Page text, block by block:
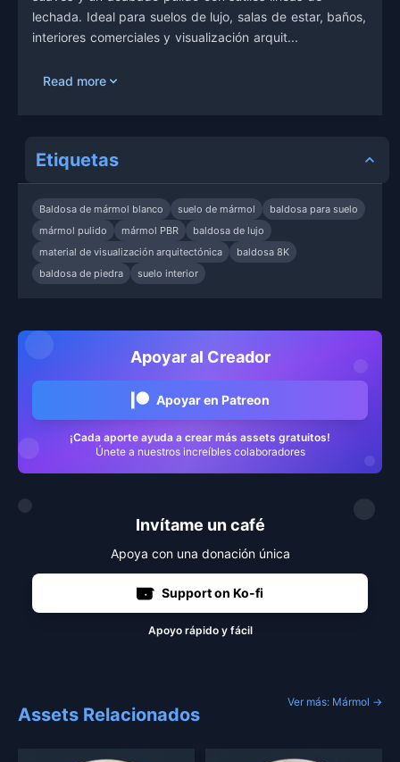
lechada. Ideal para suelos de lujo, salas de estar, baños,
interiores comerciales y visualización arquit...
Read more
Etiquetas
Baldosa de mármol blanco suelo de mármol
baldosa para suelo
mármol pulido
mármol PBR
baldosa de lujo
material de visualización arquitectónica
baldosa 8K
baldosa de piedra
suelo interior
Apoyar al Creador
Apoyar en Patreon
¡Cada aporte ayuda a crear más assets gratuitos!
Únete a nuestros increíbles colaboradores
Invítame un café
Apoya con una donación única
Support on Ko-fi
Apoyo rápido y fácil
Assets Relacionados
Ver más: Mármol →